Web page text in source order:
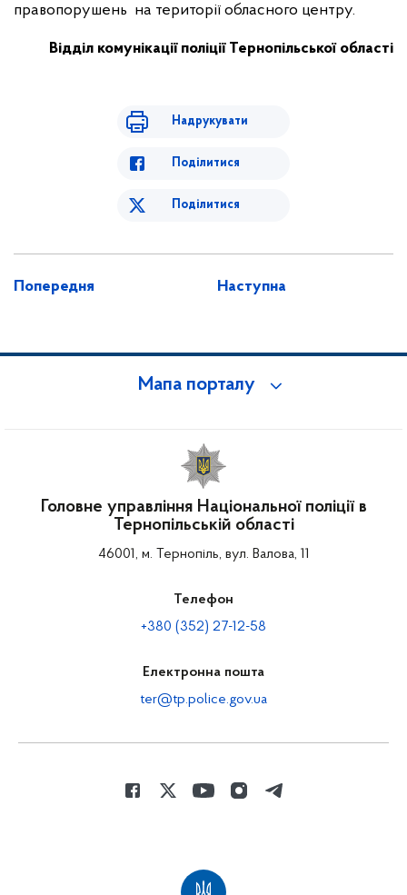
правопорушень на території обласного центру.
Відділ комунікації поліції Тернопільської області
Надрукувати
Поділитися
Поділитися
Попередня Наступна
Мапа порталу
Головне управління Національної поліції в
Тернопільській області
46001, м. Тернопіль, вул. Валова, 11
Телефон
+380 (352) 27-12-58
Електронна пошта
ter@tp.police.gov.ua